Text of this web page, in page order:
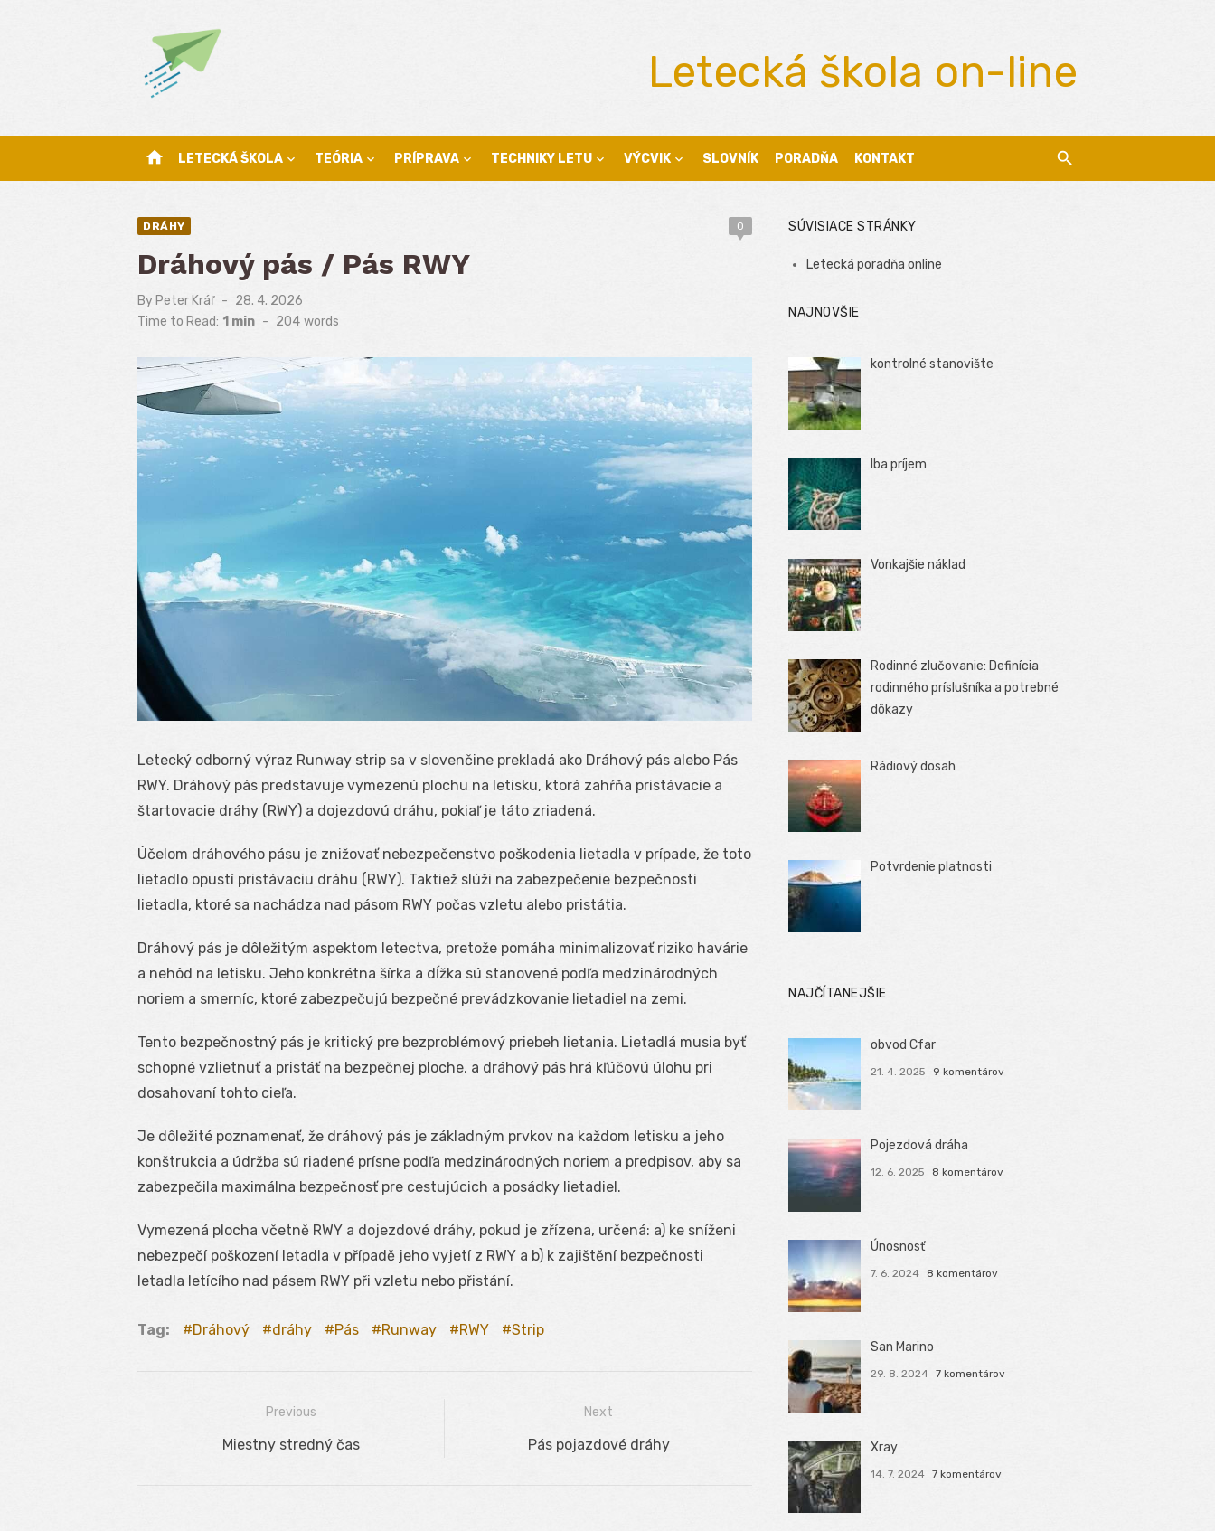
Letecká škola on-line
home LETECKÁ ŠKOLA TEÓRIA PRÍPRAVA TECHNIKY LETU VÝCVIK SLOVNÍK PORADŇA KONTAKT
DRÁHY 0
Dráhový pás / Pás RWY
By Peter Kráľ
Posted
on
28. 4. 2026
Time to Read: 1 min - 204 words
Letecký odborný výraz Runway strip sa v slovenčine prekladá ako Dráhový pás alebo Pás
RWY. Dráhový pás predstavuje vymezenú plochu na letisku, ktorá zahŕňa pristávacie a
štartovacie dráhy (RWY) a dojezdovú dráhu, pokiaľ je táto zriadená.
Účelom dráhového pásu je znižovať nebezpečenstvo poškodenia lietadla v prípade, že toto
lietadlo opustí pristávaciu dráhu (RWY). Taktiež slúži na zabezpečenie bezpečnosti
lietadla, ktoré sa nachádza nad pásom RWY počas vzletu alebo pristátia.
Dráhový pás je dôležitým aspektom letectva, pretože pomáha minimalizovať riziko havárie
a nehôd na letisku. Jeho konkrétna šírka a dĺžka sú stanovené podľa medzinárodných
noriem a smerníc, ktoré zabezpečujú bezpečné prevádzkovanie lietadiel na zemi.
Tento bezpečnostný pás je kritický pre bezproblémový priebeh lietania. Lietadlá musia byť
schopné vzlietnuť a pristáť na bezpečnej ploche, a dráhový pás hrá kľúčovú úlohu pri
dosahovaní tohto cieľa.
Je dôležité poznamenať, že dráhový pás je základným prvkov na každom letisku a jeho
konštrukcia a údržba sú riadené prísne podľa medzinárodných noriem a predpisov, aby sa
zabezpečila maximálna bezpečnosť pre cestujúcich a posádky lietadiel.
Vymezená plocha včetně RWY a dojezdové dráhy, pokud je zřízena, určená: a) ke sníženi
nebezpečí poškození letadla v případě jeho vyjetí z RWY a b) k zajištění bezpečnosti
letadla letícího nad pásem RWY při vzletu nebo přistání.
Tag: Dráhový dráhy Pás Runway RWY Strip
Navigácia
Previous
Previous
Miestny stredný čas
Next
Next
Pás pojazdové dráhy
SÚVISIACE STRÁNKY
Letecká poradňa online
NAJNOVŠIE
kontrolné stanovište
Iba príjem
Vonkajšie náklad
Rodinné zlučovanie: Definícia
rodinného príslušníka a potrebné
dôkazy
Rádiový dosah
Potvrdenie platnosti
NAJČÍTANEJŠIE
obvod Cfar
21. 4. 2025 9 komentárov
Pojezdová dráha
12. 6. 2025 8 komentárov
Únosnosť
7. 6. 2024 8 komentárov
San Marino
29. 8. 2024 7 komentárov
Xray
14. 7. 2024 7 komentárov